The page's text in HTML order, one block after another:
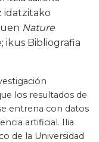
idatzitako
Nature
ikus Bibliografia
los resultados de
entrena con datos
artificial. Ilia
de la Universidad